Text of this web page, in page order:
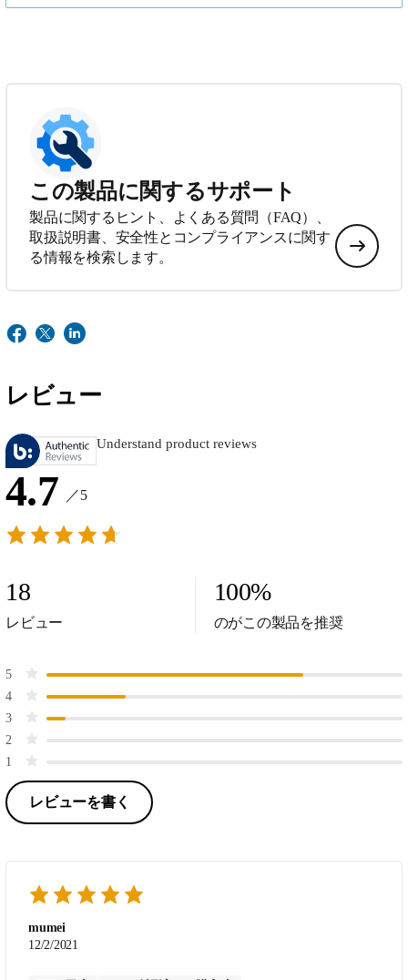
この製品に関するサポート
製品に関するヒント、よくある質問（FAQ）、
取扱説明書、安全性とコンプライアンスに関す
る情報を検索します。
レビュー
Understand product reviews
4.7 ／5
18
レビュー
100%
のがこの製品を推奨
5
4
3
2
1
レビューを書く
mumei
12/2/2021